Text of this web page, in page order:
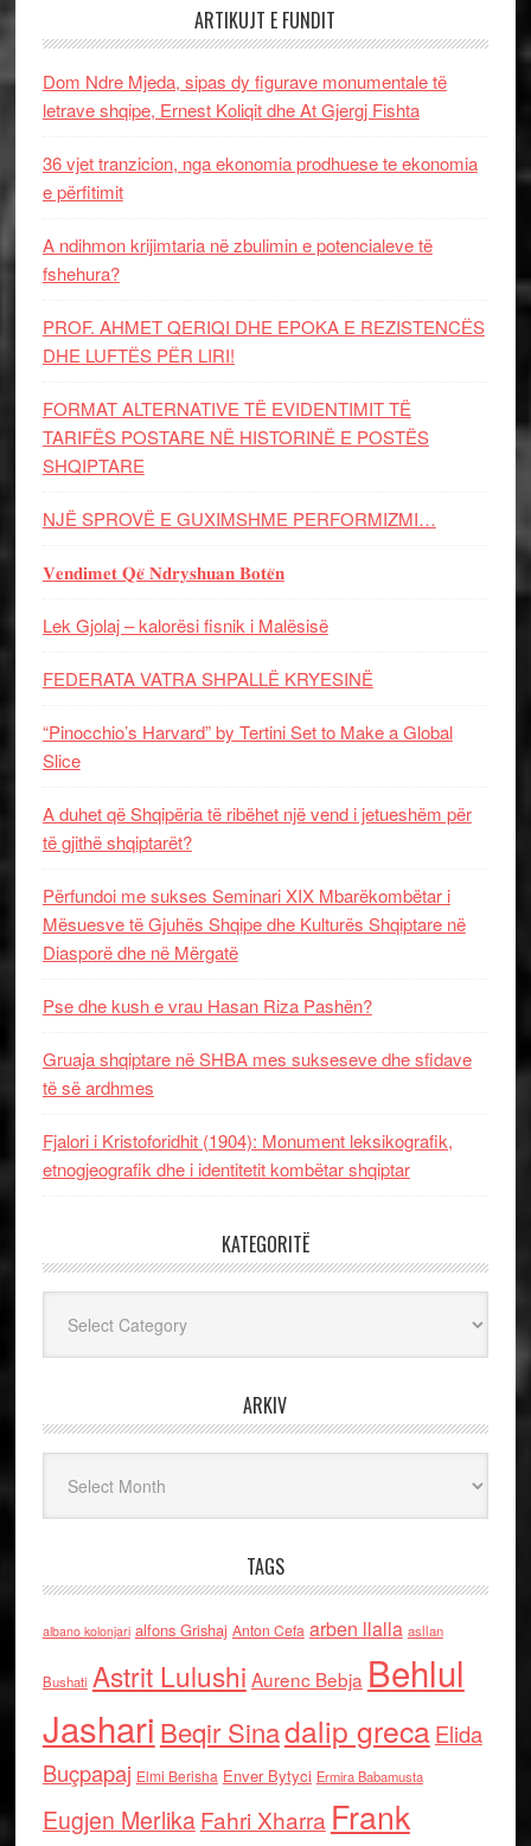
ARTIKUJT E FUNDIT
Dom Ndre Mjeda, sipas dy figurave monumentale të
letrave shqipe, Ernest Koliqit dhe At Gjergj Fishta
36 vjet tranzicion, nga ekonomia prodhuese te ekonomia
e përfitimit
A ndihmon krijimtaria në zbulimin e potencialeve të
fshehura?
PROF. AHMET QERIQI DHE EPOKA E REZISTENCЁS
DHE LUFTЁS PЁR LIRI!
FORMAT ALTERNATIVE TË EVIDENTIMIT TË
TARIFËS POSTARE NË HISTORINË E POSTËS
SHQIPTARE
NJË SPROVË E GUXIMSHME PERFORMIZMI…
𝐕𝐞𝐧𝐝𝐢𝐦𝐞𝐭 𝐐𝐞̈ 𝐍𝐝𝐫𝐲𝐬𝐡𝐮𝐚𝐧 𝐁𝐨𝐭𝐞̈𝐧
Lek Gjolaj – kalorësi fisnik i Malësisë
FEDERATA VATRA SHPALLË KRYESINË
“Pinocchio’s Harvard” by Tertini Set to Make a Global
Slice
A duhet që Shqipëria të ribëhet një vend i jetueshëm për
të gjithë shqiptarët?
Përfundoi me sukses Seminari XIX Mbarëkombëtar i
Mësuesve të Gjuhës Shqipe dhe Kulturës Shqiptare në
Diasporë dhe në Mërgatë
Pse dhe kush e vrau Hasan Riza Pashën?
Gruaja shqiptare në SHBA mes sukseseve dhe sfidave
të së ardhmes
Fjalori i Kristoforidhit (1904): Monument leksikografik,
etnogjeografik dhe i identitetit kombëtar shqiptar
KATEGORITË
ARKIV
TAGS
albano kolonjari alfons Grishaj Anton Cefa arben llalla asllan
Bushati Astrit Lulushi Aurenc Bebja Behlul
Jashari Beqir Sinadalip grecaElida
Buçpapaj Elmi Berisha Enver Bytyci Ermira Babamusta
Eugjen MerlikaFahri Xharra Frank